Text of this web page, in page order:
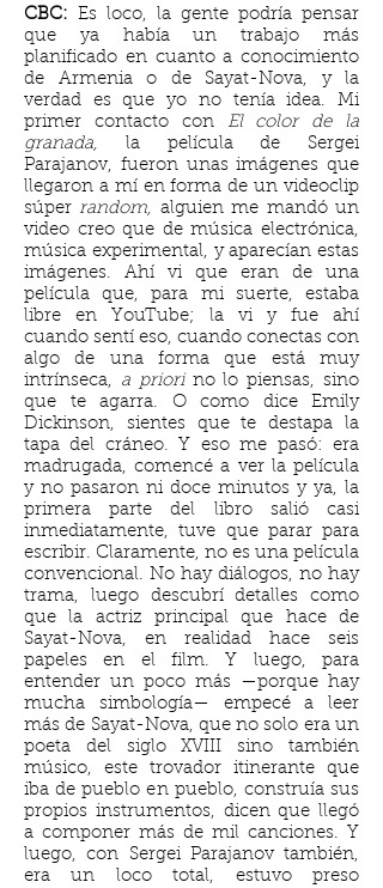
CBC: Es loco, la gente podría pensar
que ya había un trabajo más
planificado en cuanto a conocimiento
de Armenia o de Sayat-Nova, y la
verdad es que yo no tenía idea. Mi
primer contacto con El color de la
granada, la película de Sergei
Parajanov, fueron unas imágenes que
llegaron a mí en forma de un videoclip
súperrandom, alguien me mandó un
video creo que de música electrónica,
música experimental, y aparecían estas
imágenes. Ahí vi que eran de una
película
que,
para mi suerte, estaba
libre en YouTube; la vi y fue ahí
cuando sentí eso, cuando conectas con
algo de una forma que está muy
intrínseca, a priorino lo piensas, sino
que te agarra. O como dice Emily
Dickinson, sientes que te destapa la
tapa del cráneo. Y eso me pasó: era
madrugada, comencé a ver la película
y no pasaron ni doce minutos y ya, la
primera parte del libro salió casi
inmediatamente, tuve que parar para
escribir. Claramente, no es una película
convencional. No hay diálogos, no hay
trama, luego descubrí detalles como
que la actriz principal que hace de
Sayat-Nova, en realidad hace seis
papeles en el film. Y luego, para
entender un poco más —porque hay
mucha simbología— empecé a leer
más de Sayat-Nova, que no solo era un
poeta del siglo XVIII sino también
músico, este trovador itinerante que
iba de pueblo en pueblo, construía sus
propios instrumentos, dicen que llegó
a componer más de mil canciones. Y
luego, con Sergei Parajanov también,
era un loco total, estuvo preso